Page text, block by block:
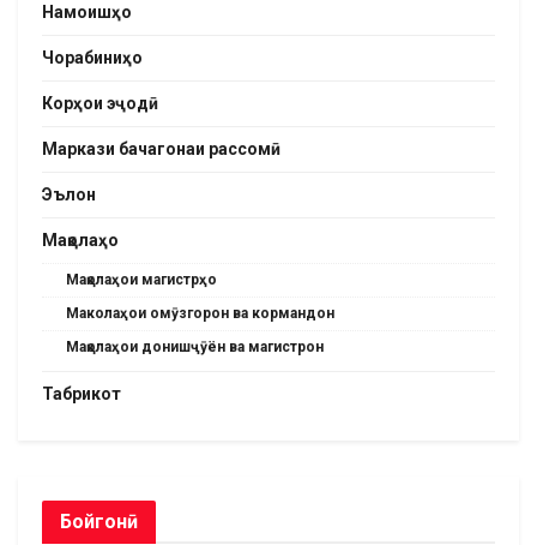
Намоишҳо
Чорабиниҳо
Корҳои эҷодӣ
Маркази бачагонаи рассомӣ
Эълон
Мақолаҳо
Мақолаҳои магистрҳо
Маколаҳои омӯзгорон ва кормандон
Мақолаҳои донишҷӯён ва магистрон
Табрикот
Бойгонӣ